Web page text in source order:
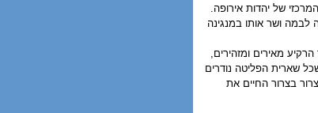
של יהדות אירופה.
לבמה ושר אותו במנגינה
מאירים ומזהירים,
שארית הפליטה נודרים
בצרור החיים את